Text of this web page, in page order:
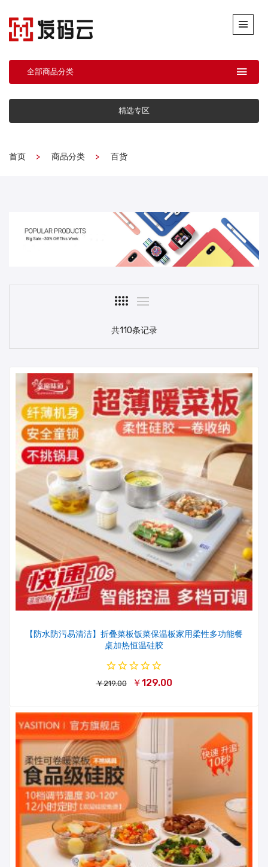
全部商品分类
精选专区
首页 商品分类 百货
共110条记录
【防水防污易清洁】折叠菜板饭菜保温板家用柔性多功能餐
桌加热恒温硅胶
￥219.00 ￥129.00